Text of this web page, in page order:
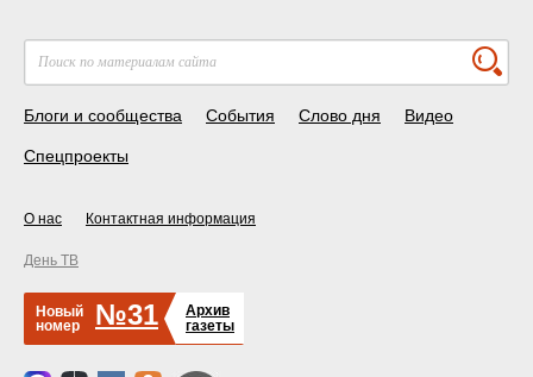
Блоги и сообщества События Слово дня Видео
Спецпроекты
О нас Контактная информация
День ТВ
Новый
номер
№31
Архив
газеты